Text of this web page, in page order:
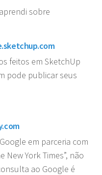
sobre
feitos em SketchUp
pode publicar seus
em parceria com
York Times”, não
ao Google é